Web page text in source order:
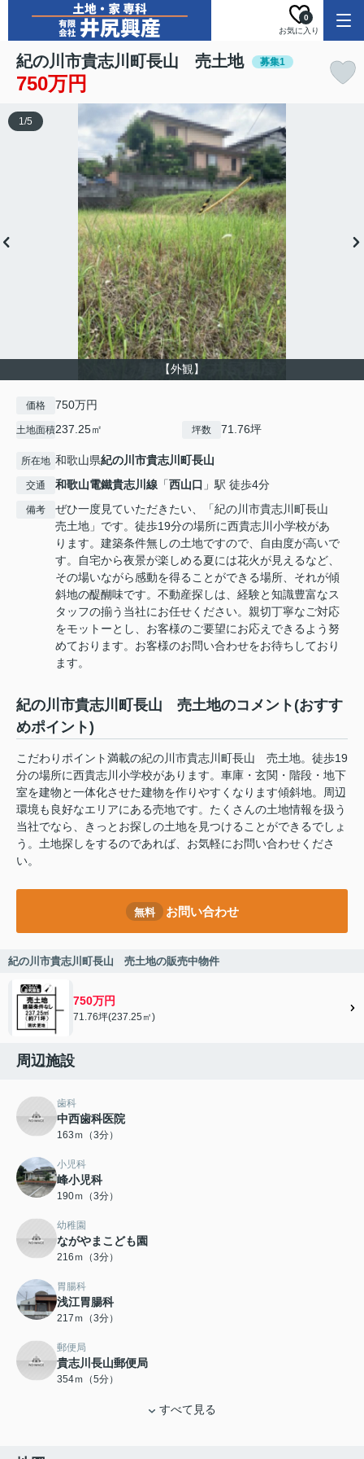
お気に入り
0
紀の川市貴志川町長山 売土地 募集1
750万円
【外観】
1/5
価格 750万円
土地面積237.25㎡ 坪数 71.76坪
所在地 和歌山県紀の川市貴志川町長山
交通 和歌山電鐵貴志川線 「西山口 」駅 徒歩4分
備考
ぜひ一度見ていただきたい、「紀の川市貴志川町長山
売土地」です。徒歩19分の場所に西貴志川小学校があ
ります。建築条件無しの土地ですので、自由度が高いで
す。自宅から夜景が楽しめる夏には花火が見えるなど、
その場いながら感動を得ることができる場所、それが傾
斜地の醍醐味です。不動産探しは、経験と知識豊富なス
タッフの揃う当社にお任せください。親切丁寧なご対応
をモットーとし、お客様のご要望にお応えできるよう努
めております。お客様のお問い合わせをお待ちしており
ます。
紀の川市貴志川町長山 売土地のコメント(おすす
めポイント)
こだわりポイント満載の紀の川市貴志川町長山 売土地。徒歩19
分の場所に西貴志川小学校があります。車庫・玄関・階段・地下
室を建物と一体化させた建物を作りやすくなります傾斜地。周辺
環境も良好なエリアにある売地です。たくさんの土地情報を扱う
当社でなら、きっとお探しの土地を見つけることができるでしょ
う。土地探しをするのであれば、お気軽にお問い合わせくださ
い。
無料 お問い合わせ
紀の川市貴志川町長山 売土地の販売中物件
750万円
71.76坪(237.25㎡)
周辺施設
歯科
中西歯科医院
163ｍ（3分）
小児科
峰小児科
190ｍ（3分）
幼稚園
ながやまこども園
216ｍ（3分）
胃腸科
浅江胃腸科
217ｍ（3分）
郵便局
貴志川長山郵便局
354ｍ（5分）
すべて見る